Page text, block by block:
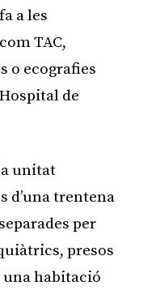
a les
TAC,
o ecografies
de
unitat
d’una trentena
per
presos
habitació